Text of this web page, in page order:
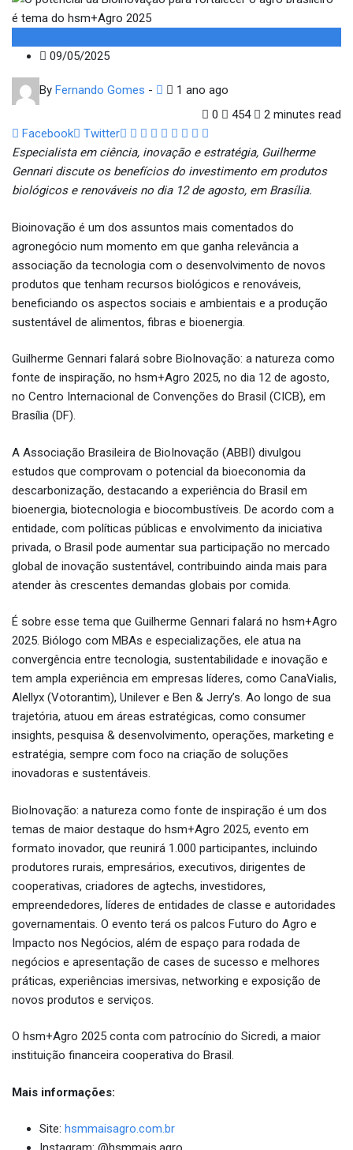
09/05/2025
By Fernando Gomes -
1 ano ago
0
454
2 minutes read
Facebook
Twitter Google+
LinkedIn
Whatsapp
StumbleUpon
Tumblr
Pinterest
Reddit
Share
via
Email
Especialista em ciência, inovação e estratégia, Guilherme
Gennari discute os benefícios do investimento em produtos
biológicos e renováveis no dia 12 de agosto, em Brasília.
Bioinovação é um dos assuntos mais comentados do
agronegócio num momento em que ganha relevância a
associação da tecnologia com o desenvolvimento de novos
produtos que tenham recursos biológicos e renováveis,
beneficiando os aspectos sociais e ambientais e a produção
sustentável de alimentos, fibras e bioenergia.
Guilherme Gennari falará sobre BioInovação: a natureza como
fonte de inspiração, no hsm+Agro 2025, no dia 12 de agosto,
no Centro Internacional de Convenções do Brasil (CICB), em
Brasília (DF).
A Associação Brasileira de BioInovação (ABBI) divulgou
estudos que comprovam o potencial da bioeconomia da
descarbonização, destacando a experiência do Brasil em
bioenergia, biotecnologia e biocombustíveis. De acordo com a
entidade, com políticas públicas e envolvimento da iniciativa
privada, o Brasil pode aumentar sua participação no mercado
global de inovação sustentável, contribuindo ainda mais para
atender às crescentes demandas globais por comida.
É sobre esse tema que Guilherme Gennari falará no hsm+Agro
2025. Biólogo com MBAs e especializações, ele atua na
convergência entre tecnologia, sustentabilidade e inovação e
tem ampla experiência em empresas líderes, como CanaVialis,
Alellyx (Votorantim), Unilever e Ben & Jerry’s. Ao longo de sua
trajetória, atuou em áreas estratégicas, como consumer
insights, pesquisa & desenvolvimento, operações, marketing e
estratégia, sempre com foco na criação de soluções
inovadoras e sustentáveis.
BioInovação: a natureza como fonte de inspiração é um dos
temas de maior destaque do hsm+Agro 2025, evento em
formato inovador, que reunirá 1.000 participantes, incluindo
produtores rurais, empresários, executivos, dirigentes de
cooperativas, criadores de agtechs, investidores,
empreendedores, líderes de entidades de classe e autoridades
governamentais. O evento terá os palcos Futuro do Agro e
Impacto nos Negócios, além de espaço para rodada de
negócios e apresentação de cases de sucesso e melhores
práticas, experiências imersivas, networking e exposição de
novos produtos e serviços.
O hsm+Agro 2025 conta com patrocínio do Sicredi, a maior
instituição financeira cooperativa do Brasil.
Mais informações:
Site: hsmmaisagro.com.br